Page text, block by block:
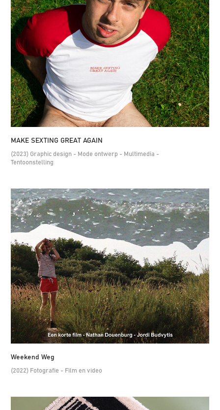
MAKE SEXTING GREAT AGAIN
(2023) Graphic design - Mode ontwerp - Multimedia -
Tentoonstelling
Weekend Weg
(2022) Fotografie - Film en video